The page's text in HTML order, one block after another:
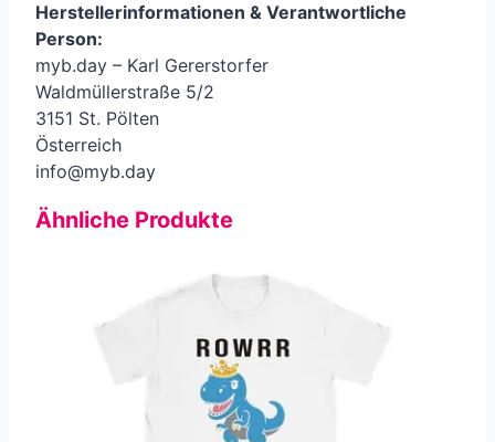
Herstellerinformationen & Verantwortliche
Person:
myb.day – Karl Gererstorfer
Waldmüllerstraße 5/2
3151 St. Pölten
Österreich
info@myb.day
Ähnliche Produkte